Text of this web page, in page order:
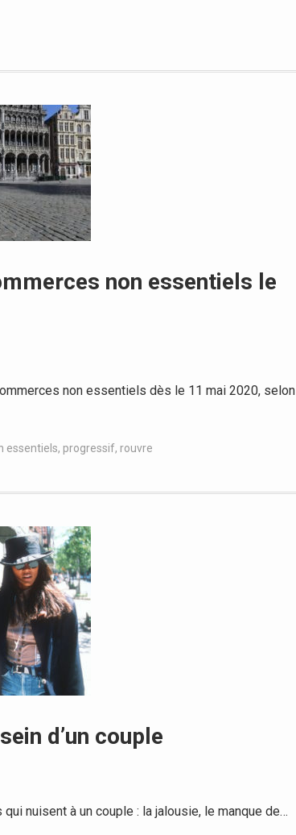
non essentiels le
non essentiels dès le 11 mai 2020, selon
essentiels, progressif, rouvre
d’un couple
nuisent à un couple : la jalousie, le manque de…